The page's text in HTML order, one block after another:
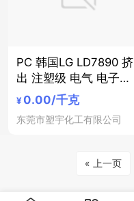
PC 韩国LG LD7890 挤
出 注塑级 电气 电子应
用领域 照明漫射器 照明
¥ 0.00/千克
东莞市塑宇化工有限公司
« 上一页